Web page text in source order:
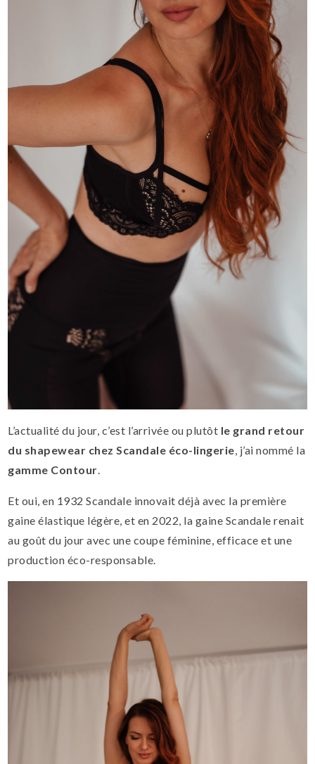
L’actualité du jour, c’est l’arrivée ou plutôt le grand retour
du shapewear chez Scandale éco-lingerie, j’ai nommé la
gamme Contour.
Et oui, en 1932 Scandale innovait déjà avec la première
gaine élastique légère, et en 2022, la gaine Scandale renait
au goût du jour avec une coupe féminine, efficace et une
production éco-responsable.